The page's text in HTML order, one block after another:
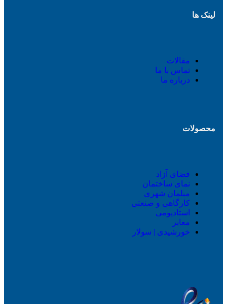
لینک ها
مقالات
تماس با ما
درباره ما
محصولات
فضای آزاد
نمای ساختمان
مبلمان شهری
کارگاهی و صنعتی
استادیومی
معابر
خورشیدی | سولار